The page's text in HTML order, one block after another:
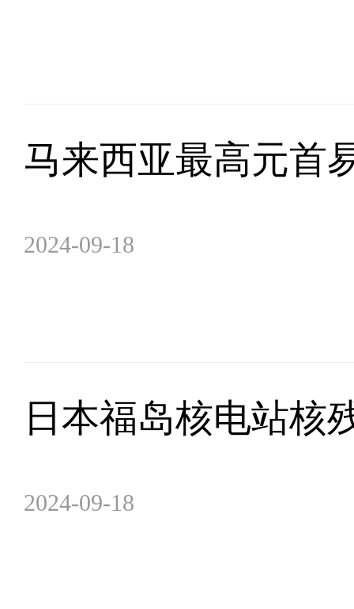
马来西亚最高元首
2024-09-18
日本福岛核电站核
2024-09-18